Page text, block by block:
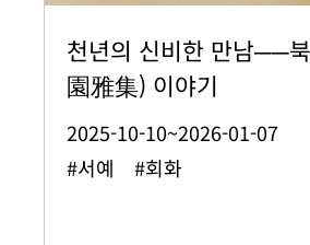
천년의 신비한 만남──
園雅集) 이야기
2025-10-10~2026-01-07
#서예 #회화